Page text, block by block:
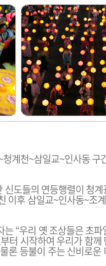
계천~삼일교~인사동 구
도들의 연등행렬이 청
이후 삼일교~인사동~조
“우리 옛 조상들은 초
터 시작하여 우리가 함
론 등불이 주는 신비로